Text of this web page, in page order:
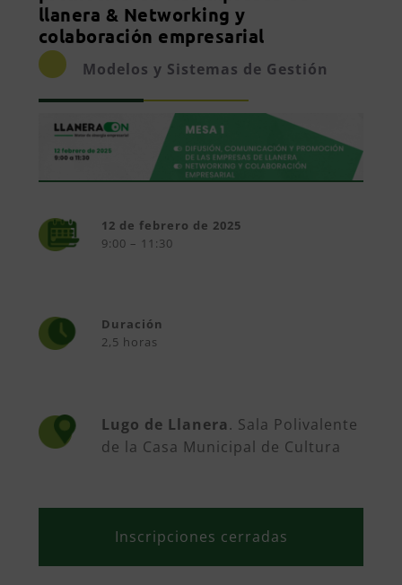
llanera & Networking y
colaboración empresarial
Modelos y Sistemas de Gestión
12 de febrero de 2025
9:00 – 11:30
Duración
2,5 horas
Lugo de Llanera. Sala Polivalente
de la Casa Municipal de Cultura
Inscripciones cerradas